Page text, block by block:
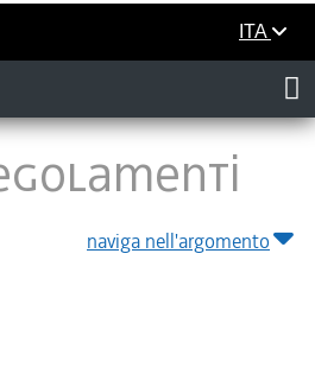
ITA
naviga nell'argomento